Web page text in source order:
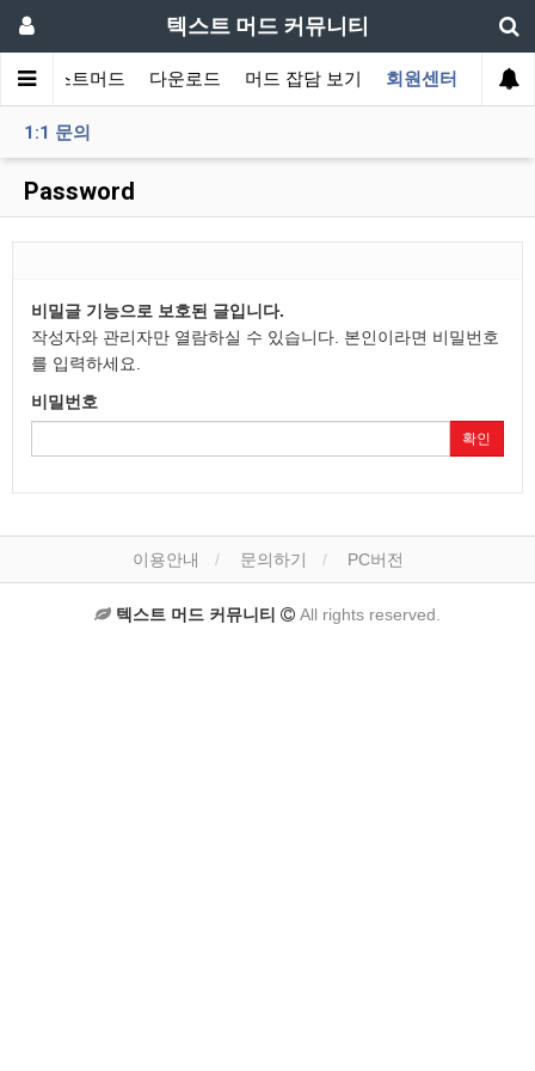
텍스트 머드 커뮤니티
텍스트머드 다운로드 머드 잡담 보기 회원센터
1:1 문의
Password
비밀글 기능으로 보호된 글입니다.
작성자와 관리자만 열람하실 수 있습니다. 본인이라면 비밀번호
를 입력하세요.
비밀번호
확인
이용안내 문의하기 PC버전
텍스트 머드 커뮤니티 All rights reserved.